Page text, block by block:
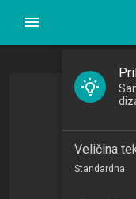
Veličina
Standardna